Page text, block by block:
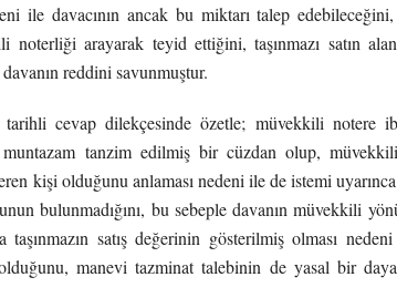
ile davacının ancak bu miktarı talep
arayarak teyid ettiğini, taşınmazı satın
reddini savunmuştur.
cevap dilekçesinde özetle; müvekkili notere
muntazam tanzim edilmiş bir cüzdan olup,
kişi olduğunu anlaması nedeni ile de istemi
bulunmadığını, bu sebeple davanın müvekkili
taşınmazın satış değerinin gösterilmiş olması
manevi tazminat talebinin de yasal bir